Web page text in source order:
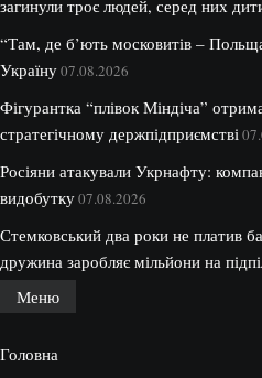
загинули троє людей, серед них
“Там, де б’ють московитів –
Україну07.08.2026
Фігурантка “плівок Міндіча”
стратегічному держпідприємстві
Росіяни атакували Укрнафту:
видобутку07.08.2026
Стемковський два роки не платив
дружина заробляє мільйони на
Меню
Головна